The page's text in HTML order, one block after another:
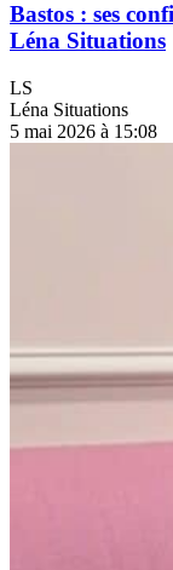
Bastos : ses
Léna Situations
LS
Léna Situations
5 mai 2026 à 15:08